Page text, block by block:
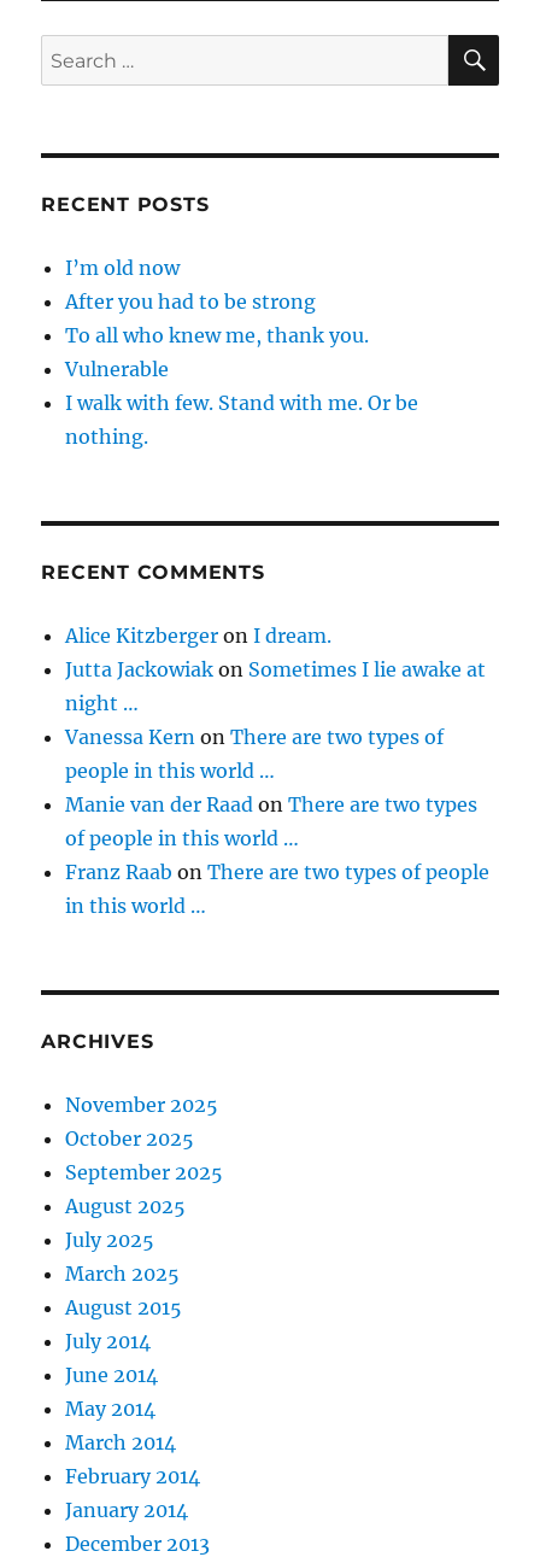
Search
for:
RECENT POSTS
I’m old now
After you had to be strong
To all who knew me, thank you.
Vulnerable
I walk with few. Stand with me. Or be
nothing.
RECENT COMMENTS
Alice Kitzberger onI dream.
Jutta Jackowiak on Sometimes I lie awake at
night …
Vanessa Kern onThere are two types of
people in this world …
Manie van der Raad onThere are two types
of people in this world …
Franz Raab onThere are two types of people
in this world …
ARCHIVES
November 2025
October 2025
September 2025
August 2025
July 2025
March 2025
August 2015
July 2014
June 2014
May 2014
March 2014
February 2014
January 2014
December 2013